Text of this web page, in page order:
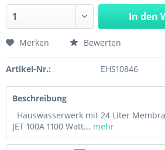
In den
Merken Bewerten
Artikel-Nr.: EHS10846
Beschreibung
Hauswasserwerk mit 24 Liter
JET 100A 1100 Watt... mehr